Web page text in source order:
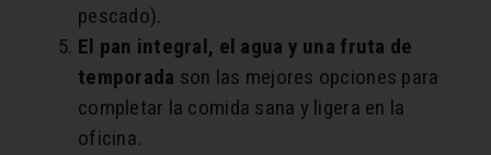
pescado).
El pan integral, el agua y una fruta de
temporada son las mejores opciones para
completar la comida sana y ligera en la
oficina.